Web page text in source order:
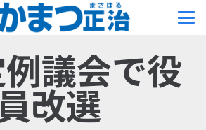
議会で役
改選